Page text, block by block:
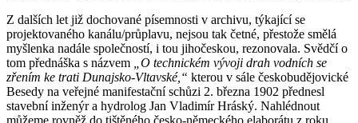
Z dalších let již dochované písemnosti v archivu, týkající se
projektovaného kanálu/průplavu, nejsou tak četné, přestože smělá
myšlenka nadále společností, i tou jihočeskou, rezonovala. Svědčí o
tom přednáška s názvem
„O technickém vývoji drah vodních se
zřením ke trati Dunajsko-Vltavské,“ kterou v sále českobudějovické
Besedy na veřejné manifestační schůzi 2. března 1902 přednesl
stavební inženýr a hydrolog Jan Vladimír Hráský. Nahlédnout
můžeme rovněž do tištěného česko-německého elaborátu z roku